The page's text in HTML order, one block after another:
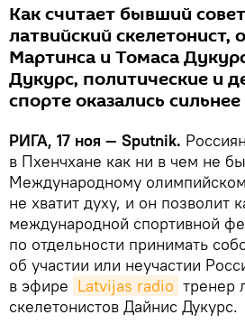
Как считает бывший
латвийский скелетонист,
Мартинса и Томаса
Дукурс, политические и
спорте оказались
РИГА, 17 ноя — Sputnik.
в Пхенчхане как ни в чем не
Международному
не хватит духу, и он позволит
международной спортивной
по отдельности принимать
об участии или неучастии
в эфире Latvijas radio тренер
скелетонистов Дайнис Дукурс.